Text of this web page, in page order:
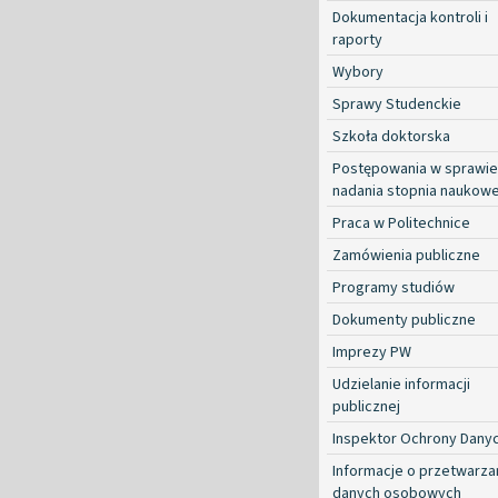
Dokumentacja kontroli i
raporty
Wybory
Sprawy Studenckie
Szkoła doktorska
Postępowania w sprawie
nadania stopnia
Praca w Politechnice
Zamówienia publiczne
Programy studiów
Dokumenty publiczne
Imprezy PW
Udzielanie informacji
publicznej
Inspektor Ochrony
Informacje o
danych osobowych